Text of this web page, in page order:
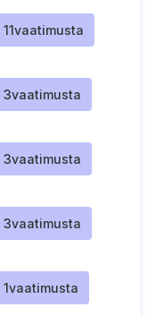
11vaatimusta
3vaatimusta
3vaatimusta
3vaatimusta
1vaatimusta